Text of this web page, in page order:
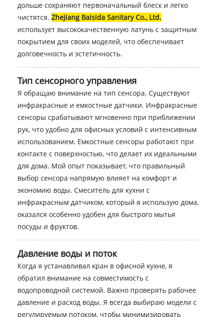
дольше сохраняют первоначальный блеск и легко
чистятся. Zhejiang Baisida Sanitary Co., Ltd.
использует высококачественную латунь с защитным
покрытием для своих моделей, что обеспечивает
долговечность и эстетичность.
Тип сенсорного управления
Я обращаю внимание на тип сенсора. Существуют
инфракрасные и емкостные датчики. Инфракрасные
сенсоры срабатывают мгновенно при приближении
рук, что удобно для офисных условий с интенсивным
использованием. Емкостные сенсоры работают при
контакте с поверхностью, что делает их идеальными
для дома. Мой опыт показывает, что правильный
выбор сенсора напрямую влияет на комфорт и
экономию воды. Смеситель для кухни с
инфракрасным датчиком, который я использую дома,
оказался особенно удобен для быстрого мытья
посуды и фруктов.
Давление воды и поток
Когда я устанавливал кран в офисной кухне, я
обратил внимание на совместимость с
водопроводной системой. Важно проверять рабочее
давление и расход воды. Я всегда выбираю модели с
регулируемым потоком, чтобы минимизировать